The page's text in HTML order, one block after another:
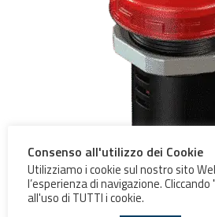
Consenso all'utilizzo dei Cookie
Utilizziamo i cookie sul nostro sito
l’esperienza di navigazione.
all'uso di TUTTI i cookie.